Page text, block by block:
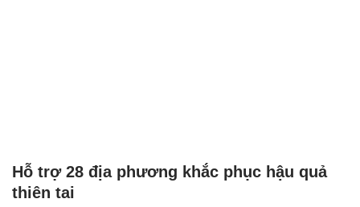
Hỗ trợ 28 địa phương khắc phục hậu quả
thiên tai